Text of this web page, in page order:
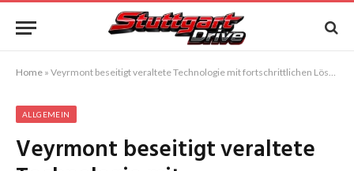
Home » Veyrmont beseitigt veraltete Technologie mit fortschrittlichen Lösungen
ALLGEMEIN
Veyrmont beseitigt veraltete